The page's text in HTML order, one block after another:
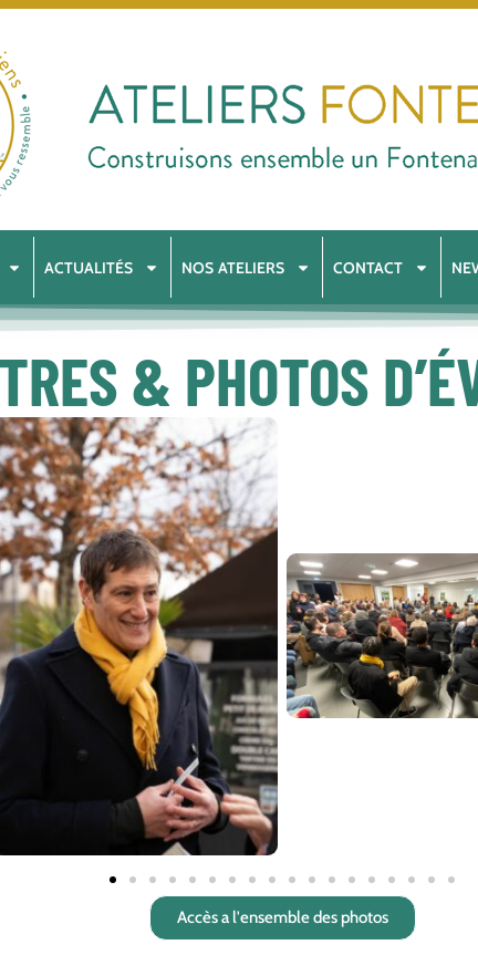
ACTUALITÉS NOS ATELIERS CONTACT
& PHOTOS
Accès a l'ensemble des photos